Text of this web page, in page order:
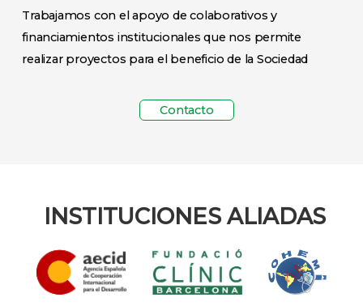
Trabajamos con el apoyo de colaborativos y
financiamientos institucionales que nos permite
realizar proyectos para el beneficio de la Sociedad
Contacto
INSTITUCIONES ALIADAS